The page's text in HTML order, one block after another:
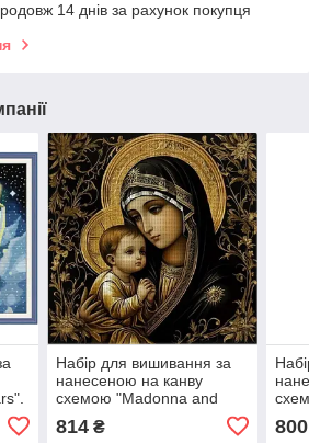
14 днів за рахунок покупця
Набір для вишивання за
нанесеною на канву
схемою "Madonna and
Child". AIDA 14CT printed,
40*40 см
814₴ 800